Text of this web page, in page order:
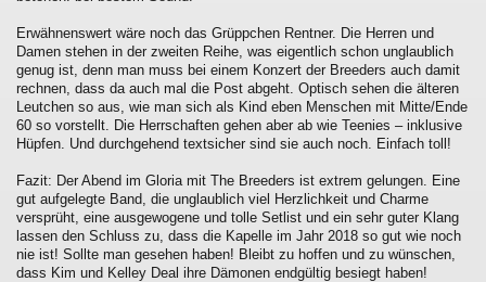
Erwähnenswert wäre noch das Grüppchen Rentner. Die Herren und
Damen stehen in der zweiten Reihe, was eigentlich schon unglaublich
genug ist, denn man muss bei einem Konzert der Breeders auch damit
rechnen, dass da auch mal die Post abgeht. Optisch sehen die älteren
Leutchen so aus, wie man sich als Kind eben Menschen mit Mitte/Ende
60 so vorstellt. Die Herrschaften gehen aber ab wie Teenies – inklusive
Hüpfen. Und durchgehend textsicher sind sie auch noch. Einfach toll!
Fazit: Der Abend im Gloria mit The Breeders ist extrem gelungen. Eine
gut aufgelegte Band, die unglaublich viel Herzlichkeit und Charme
versprüht, eine ausgewogene und tolle Setlist und ein sehr guter Klang
lassen den Schluss zu, dass die Kapelle im Jahr 2018 so gut wie noch
nie ist! Sollte man gesehen haben! Bleibt zu hoffen und zu wünschen,
dass Kim und Kelley Deal ihre Dämonen endgültig besiegt haben!